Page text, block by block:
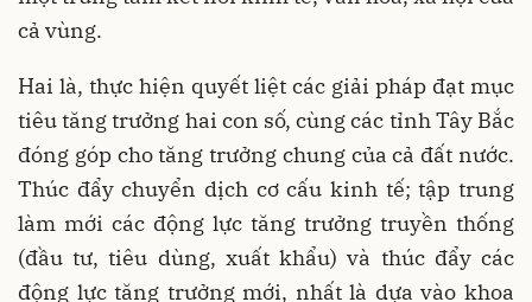
cả vùng.
Hai là, thực hiện quyết liệt các giải pháp đạt mục
tiêu tăng trưởng hai con số, cùng các tỉnh Tây Bắc
đóng góp cho tăng trưởng chung của cả đất nước.
Thúc đẩy chuyển dịch cơ cấu kinh tế; tập trung
làm mới các động lực tăng trưởng truyền thống
(đầu tư, tiêu dùng, xuất khẩu) và thúc đẩy các
động lực tăng trưởng mới, nhất là dựa vào khoa